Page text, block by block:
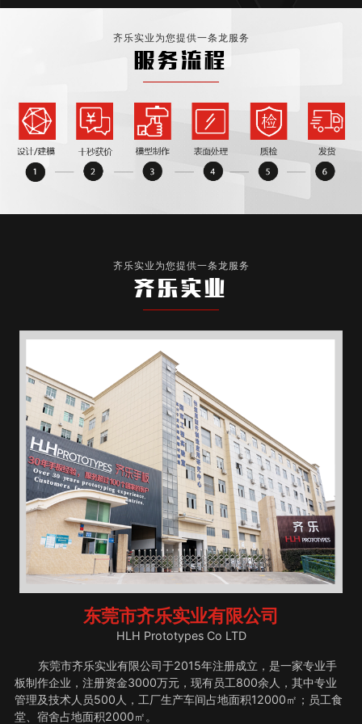
齐乐实业为您提供一条龙服务
服务流程
齐乐实业为您提供一条龙服务
齐乐实业
东莞市齐乐实业有限公司
HLH Prototypes Co LTD
东莞市齐乐实业有限公司于2015年注册成立，是一家专业手
板制作企业，注册资金3000万元，现有员工800余人，其中专业
管理及技术人员500人，工厂生产车间占地面积12000㎡；员工食
堂、宿舍占地面积2000㎡。